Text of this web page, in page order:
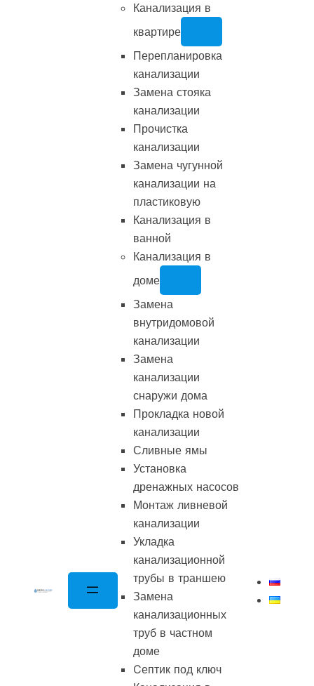
Канализация в
квартире
Перепланировка
канализации
Замена стояка
канализации
Прочистка
канализации
Замена чугунной
канализации на
пластиковую
Канализация в
ванной
Канализация в
доме
Замена
внутридомовой
канализации
Замена
канализации
снаружи дома
Прокладка новой
канализации
Сливные ямы
Установка
дренажных насосов
Монтаж ливневой
канализации
Укладка
канализационной
трубы в траншею
Замена
канализационных
труб в частном
доме
Cептик под ключ